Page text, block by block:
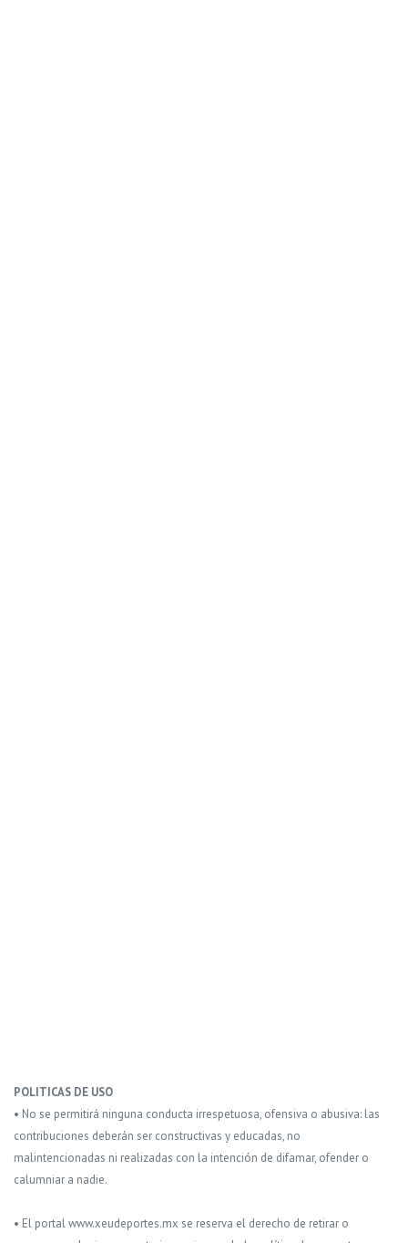
POLITICAS DE USO
• No se permitirá ninguna conducta irrespetuosa, ofensiva o abusiva: las
contribuciones deberán ser constructivas y educadas, no
malintencionadas ni realizadas con la intención de difamar, ofender o
calumniar a nadie.
• El portal www.xeudeportes.mx se reserva el derecho de retirar o